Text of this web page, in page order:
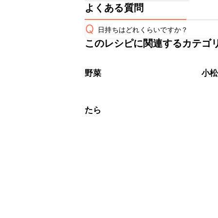
よくある質問
Q 日持ちはどれくらいですか？
保存期間は冷蔵で翌日中が目安です
※日持ちは目安です。
このレシピに関連するカテゴ
野菜 小
たら